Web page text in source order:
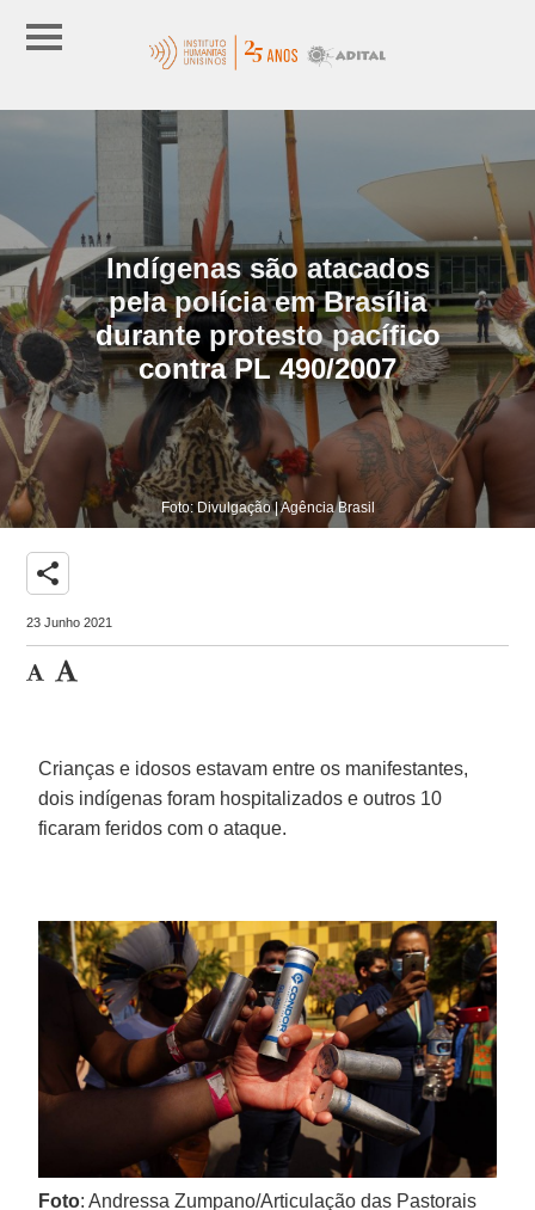
Indígenas são atacados
pela polícia em Brasília
durante protesto pacífico
contra PL 490/2007
Foto: Divulgação | Agência Brasil
share
23 Junho 2021
Crianças e idosos estavam entre os manifestantes,
dois indígenas foram hospitalizados e outros 10
ficaram feridos com o ataque.
Foto: Andressa Zumpano/Articulação das Pastorais